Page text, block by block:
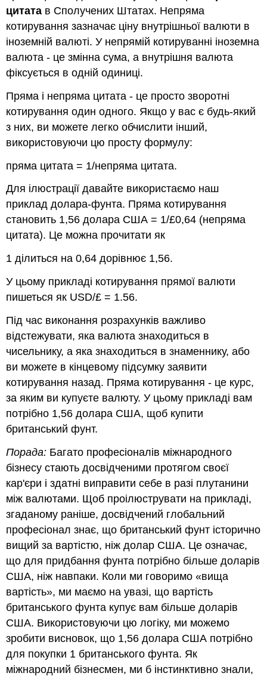
цитата в Сполучених Штатах. Непряма
котирування зазначає ціну внутрішньої валюти в
іноземній валюті. У непрямій котируванні іноземна
валюта - це змінна сума, а внутрішня валюта
фіксується в одній одиниці.
Пряма і непряма цитата - це просто зворотні
котирування один одного. Якщо у вас є будь-який
з них, ви можете легко обчислити інший,
використовуючи цю просту формулу:
пряма цитата = 1/непряма цитата.
Для ілюстрації давайте використаємо наш
приклад долара-фунта. Пряма котирування
становить 1,56 долара США = 1/£0,64 (непряма
цитата). Це можна прочитати як
1 ділиться на 0,64 дорівнює 1,56.
У цьому прикладі котирування прямої валюти
пишеться як USD/£ = 1.56.
Під час виконання розрахунків важливо
відстежувати, яка валюта знаходиться в
чисельнику, а яка знаходиться в знаменнику, або
ви можете в кінцевому підсумку заявити
котирування назад. Пряма котирування - це курс,
за яким ви купуєте валюту. У цьому прикладі вам
потрібно 1,56 долара США, щоб купити
британський фунт.
Порада: Багато професіоналів міжнародного
бізнесу стають досвідченими протягом своєї
кар'єри і здатні виправити себе в разі плутанини
між валютами. Щоб проілюструвати на прикладі,
згаданому раніше, досвідчений глобальний
професіонал знає, що британський фунт історично
вищий за вартістю, ніж долар США. Це означає,
що для придбання фунта потрібно більше доларів
США, ніж навпаки. Коли ми говоримо «вища
вартість», ми маємо на увазі, що вартість
британського фунта купує вам більше доларів
США. Використовуючи цю логіку, ми можемо
зробити висновок, що 1,56 долара США потрібно
для покупки 1 британського фунта. Як
міжнародний бізнесмен, ми б інстинктивно знали,